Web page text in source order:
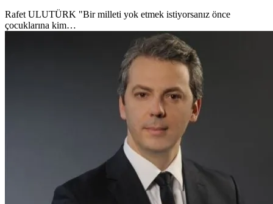
Rafet ULUTÜRK "Bir milleti yok etmek istiyorsanız önce
çocuklarına kim…